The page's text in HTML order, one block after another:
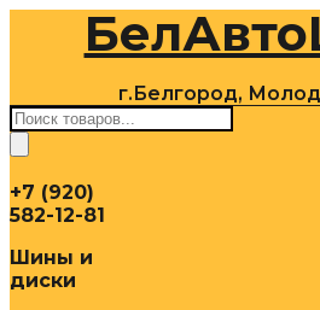
содержимому
г.Белгород,
Поиск
товаров
+7 (920)
582-12-81
Шины и
диски